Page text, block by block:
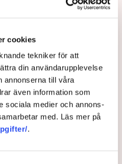
cookies
tekniker för att
din användarupplevelse
annonserna till våra
även information som
sociala medier och annons-
med. Läs mer på
.
cirka 120
och uniformerad polis
komplext när det gäller
och gränser.
mer
plats, kritiseras för att inte
kan fortgå för öppen ridå.
anser att polisens